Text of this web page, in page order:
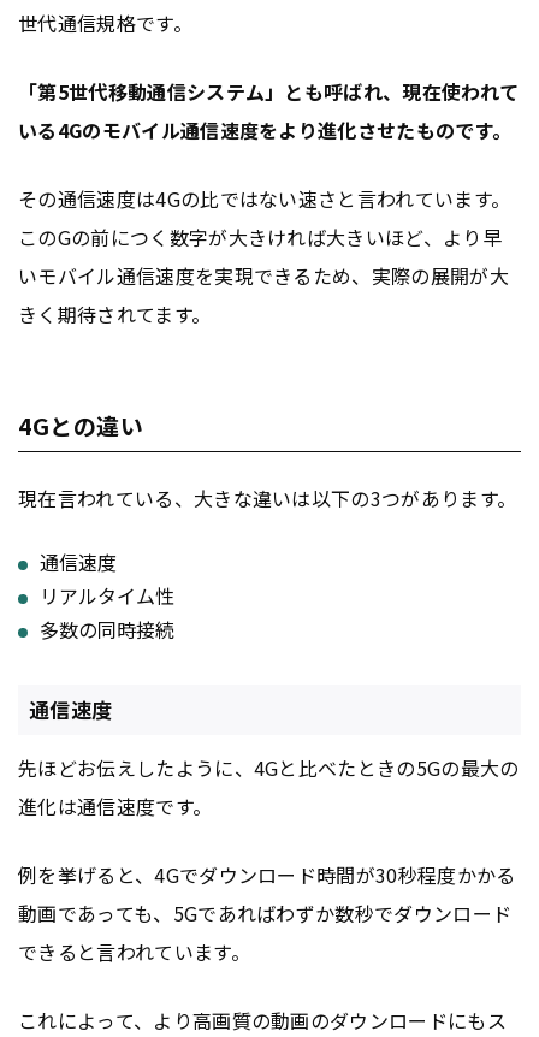
世代通信規格です。
「第5世代移動通信システム」とも呼ばれ、現在使われて
いる4Gのモバイル通信速度をより進化させたものです。
その通信速度は4Gの比ではない速さと言われています。
このGの前につく数字が大きければ大きいほど、より早
いモバイル通信速度を実現できるため、実際の展開が大
きく期待されてます。
4Gとの違い
現在言われている、大きな違いは以下の3つがあります。
通信速度
リアルタイム性
多数の同時接続
通信速度
先ほどお伝えしたように、4Gと比べたときの5Gの最大の
進化は通信速度です。
例を挙げると、4Gでダウンロード時間が30秒程度かかる
動画であっても、5Gであればわずか数秒でダウンロード
できると言われています。
これによって、より高画質の動画のダウンロードにもス